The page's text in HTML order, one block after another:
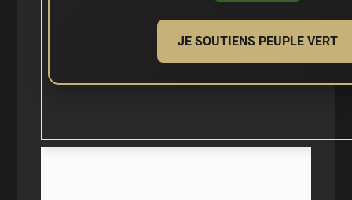
JE SOUTIENS PEUPLE VERT